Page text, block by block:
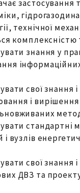
застосування
технічної
знання у
інформаційних
свої знання
і
стандартні
вузлів
свої знання
ДВЗ та